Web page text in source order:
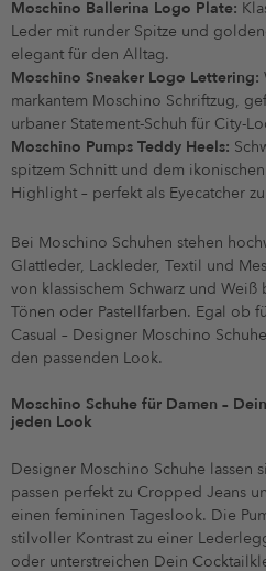
Moschino Ballerina Logo Plate:
Leder mit runder Spitze und
elegant für den Alltag.
Moschino Sneaker Logo Lettering:
markantem Moschino Schriftzug,
urbaner Statement-Schuh für City-
Moschino Pumps Teddy Heels:
spitzem Schnitt und dem
Highlight – perfekt als Eyecatcher
Bei Moschino Schuhen stehen
Glattleder, Lackleder, Textil und
von klassischem Schwarz und
Tönen oder Pastellfarben. Egal ob
Casual – Designer Moschino
den passenden Look.
Moschino Schuhe für Damen –
jeden Look
Designer Moschino Schuhe lassen
passen perfekt zu Cropped Jeans
einen femininen Tageslook. Die
stilvoller Kontrast zu einer
oder unterstreichen Dein